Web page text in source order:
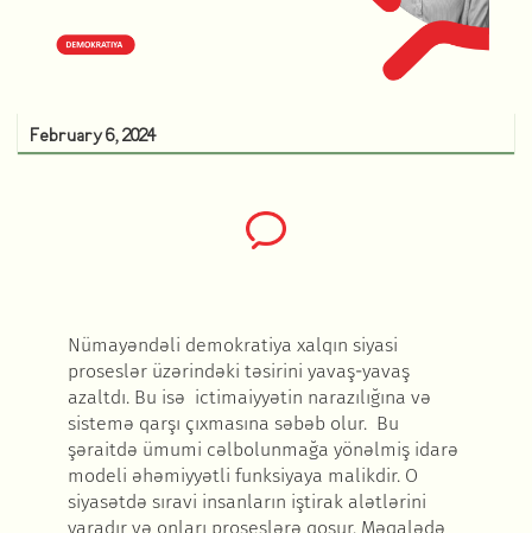
February 6, 2024
Nümayəndəli demokratiya xalqın siyasi
proseslər üzərindəki təsirini yavaş-yavaş
azaltdı. Bu isə ictimaiyyətin narazılığına və
sistemə qarşı çıxmasına səbəb olur. Bu
şəraitdə ümumi cəlbolunmağa yönəlmiş idarə
modeli əhəmiyyətli funksiyaya malikdir. O
siyasətdə sıravi insanların iştirak alətlərini
yaradır və onları proseslərə qoşur. Məqalədə